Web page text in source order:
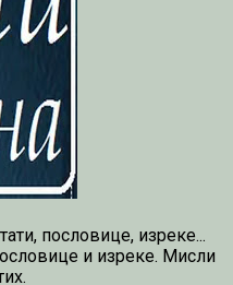
пословице, изреке...
и изреке. Мисли